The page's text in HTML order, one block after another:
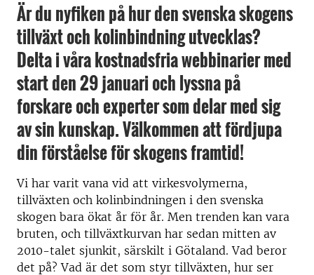
Är du nyfiken på hur den svenska skogens
tillväxt och kolinbindning utvecklas?
Delta i våra kostnadsfria webbinarier med
start den 29 januari och lyssna på
forskare och experter som delar med sig
av sin kunskap. Välkommen att fördjupa
din förståelse för skogens framtid!
Vi har varit vana vid att virkesvolymerna,
tillväxten och kolinbindningen i den svenska
skogen bara ökat år för år. Men trenden kan vara
bruten, och tillväxtkurvan har sedan mitten av
2010-talet sjunkit, särskilt i Götaland. Vad beror
det på? Vad är det som styr tillväxten, hur ser